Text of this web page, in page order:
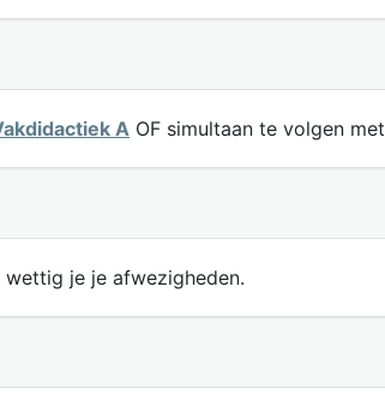
A OF simultaan te volgen met
je je afwezigheden.